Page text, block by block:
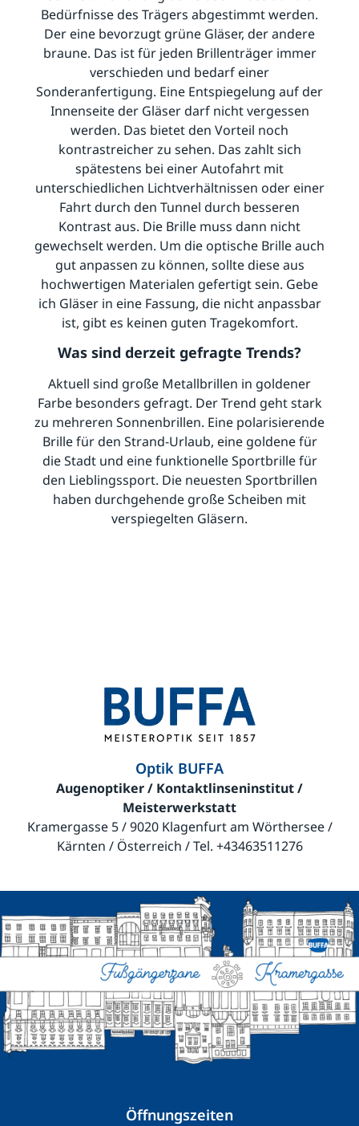
Bedürfnisse des Trägers abgestimmt werden.
Der eine bevorzugt grüne Gläser, der andere
braune. Das ist für jeden Brillenträger immer
verschieden und bedarf einer
Sonderanfertigung. Eine Entspiegelung auf der
Innenseite der Gläser darf nicht vergessen
werden. Das bietet den Vorteil noch
kontrastreicher zu sehen. Das zahlt sich
spätestens bei einer Autofahrt mit
unterschiedlichen Lichtverhältnissen oder einer
Fahrt durch den Tunnel durch besseren
Kontrast aus. Die Brille muss dann nicht
gewechselt werden. Um die optische Brille auch
gut anpassen zu können, sollte diese aus
hochwertigen Materialen gefertigt sein. Gebe
ich Gläser in eine Fassung, die nicht anpassbar
ist, gibt es keinen guten Tragekomfort.
Was sind derzeit gefragte Trends?
Aktuell sind große Metallbrillen in goldener
Farbe besonders gefragt. Der Trend geht stark
zu mehreren Sonnenbrillen. Eine polarisierende
Brille für den Strand-Urlaub, eine goldene für
die Stadt und eine funktionelle Sportbrille für
den Lieblingssport. Die neuesten Sportbrillen
haben durchgehende große Scheiben mit
verspiegelten Gläsern.
Optik BUFFA
Augenoptiker / Kontaktlinseninstitut /
Meisterwerkstatt
Kramergasse 5 / 9020 Klagenfurt am Wörthersee /
Kärnten / Österreich / Tel. +43463511276
Öffnungszeiten